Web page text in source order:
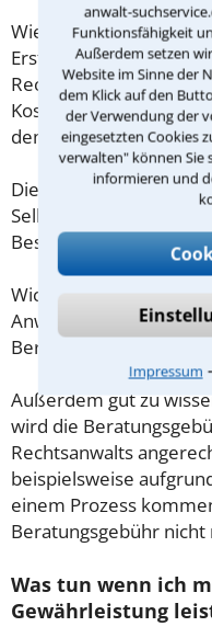
anwalt-
Funktionsfähigkeit
Außerdem setzen
Website im Sinne der
dem Klick auf den
der Verwendung der
eingesetzten Cookies
verwalten" können Sie
informieren und
Impressum ⁃
Wieviel ein
Erstberatung
Kosten für das erste
demnach maximal
Diese Regelung gilt
Selbstständige oder
Beschränkung nicht.
Wichtig daher: Klären
Anwalt aus Idar-
Beratung.
Außerdem gut zu
wird die
Rechtsanwalts
beispielsweise
einem Prozess
Beratungsgebühr
Was tun wenn ich
Gewährleistung